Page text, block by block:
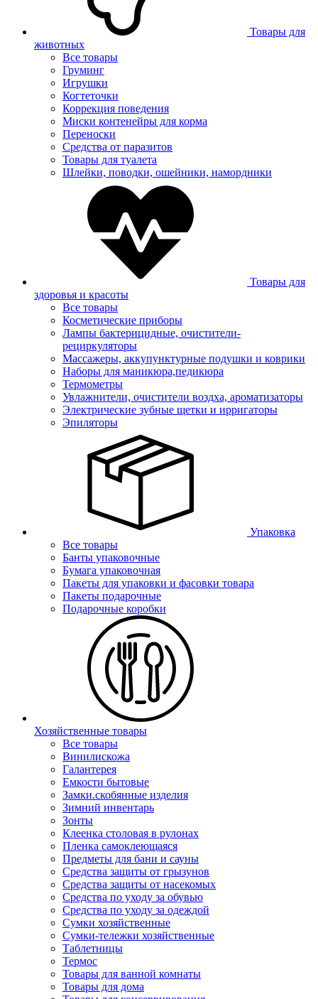
Товары для
животных
Все товары
Груминг
Игрушки
Когтеточки
Коррекция поведения
Миски контенейры для корма
Переноски
Средства от паразитов
Товары для туалета
Шлейки, поводки, ошейники, намордники
Товары для
здоровья и красоты
Все товары
Косметические приборы
Лампы бактерицидные, очистители-
рециркуляторы
Массажеры, аккупунктурные подушки и коврики
Наборы для маникюра,педикюра
Термометры
Увлажнители, очистители воздха, ароматизаторы
Электрические зубные щетки и ирригаторы
Эпиляторы
Упаковка
Все товары
Банты упаковочные
Бумага упаковочная
Пакеты для упаковки и фасовки товара
Пакеты подарочные
Подарочные коробки
Хозяйственные товары
Все товары
Винилискожа
Галантерея
Емкости бытовые
Замки.скобянные изделия
Зимний инвентарь
Зонты
Клеенка столовая в рулонах
Пленка самоклеющаяся
Предметы для бани и сауны
Средства защиты от грызунов
Средства защиты от насекомых
Средства по уходу за обувью
Средства по уходу за одеждой
Сумки хозяйственные
Сумки-тележки хозяйственные
Таблетницы
Термос
Товары для ванной комнаты
Товары для дома